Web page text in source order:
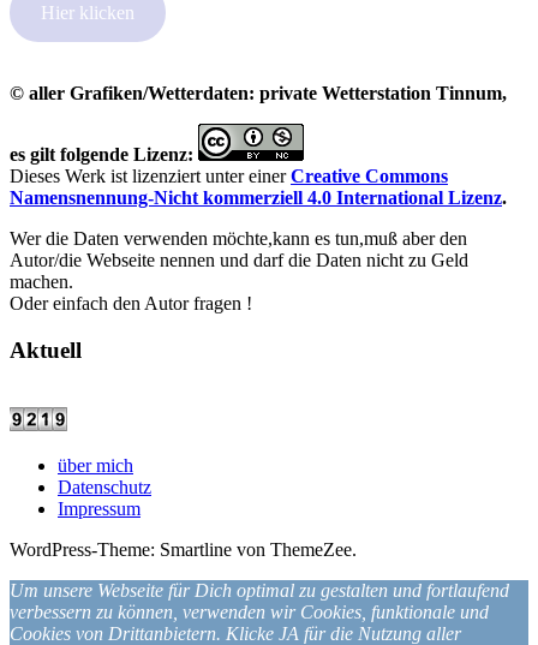
Hier klicken
© aller Grafiken/Wetterdaten: private Wetterstation Tinnum,
es gilt folgende Lizenz:
Dieses Werk ist lizenziert unter einerCreative Commons
Namensnennung-Nicht kommerziell 4.0 International Lizenz.
Wer die Daten verwenden möchte,kann es tun,muß aber den
Autor/die Webseite nennen und darf die Daten nicht zu Geld
machen.
Oder einfach den Autor fragen !
Aktuell
über mich
Datenschutz
Impressum
WordPress-Theme: Smartline von ThemeZee.
Um unsere Webseite für Dich optimal zu gestalten und fortlaufend
verbessern zu können, verwenden wir Cookies, funktionale und
Cookies von Drittanbietern. Klicke JA für die Nutzung aller